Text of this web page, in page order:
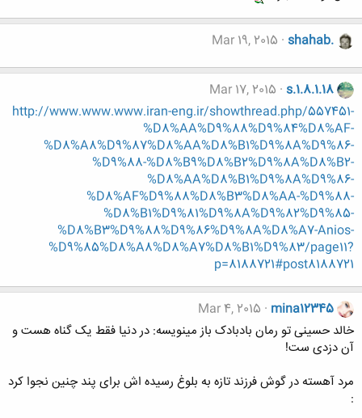
shahab.
Mar 19, 2015
s.1.8.1.18
Mar 17, 2015
http://www.www.www.iran-eng.ir/showthread.php/557451-
%D8%AA%D9%88%D9%84%D8%AF-
%D8%A8%D9%87%D8%AA%D8%B1%D9%8A%D9%86-
%D9%88-%D8%B9%D8%B2%D9%8A%D8%B2-
%D8%AA%D8%B1%D9%8A%D9%86-
%D8%AF%D9%88%D8%B3%D8%AA-%D9%88-
%D8%B1%D9%81%D9%8A%D9%82%D9%85-
%D8%B3%D9%88%D9%86%D9%8A%D8%A7-Anios-
%D9%85%D8%A8%D8%A7%D8%B1%D9%83/page11?
p=8188721#post8188721
mina12345
Mar 4, 2015
خالد حسینی تو رمان بادبادک باز مینویسه: در دنیا فقط یک گناه هست و
آن دزدی ست!
ﻣﺮﺩ ﺁﻫﺴﺘﻪ ﺩﺭ ﮔﻮﺵ ﻓﺮﺯﻧﺪ ﺗﺎﺯﻩ ﺑﻪ ﺑﻠﻮﻍ ﺭﺳﯿﺪﻩ ﺍﺵ ﺑﺮﺍﯼ ﭘﻨﺪ ﭼﻨﯿﻦ ﻧﺠﻮﺍ ﮐﺮﺩ
: